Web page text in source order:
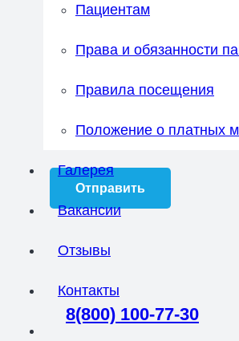
Соглашаюсь с
8(800) 100-77-30
Пациентам
Права и обязанности
Правила посещения
Положение о платных
Галерея
Вакансии
Отзывы
Контакты